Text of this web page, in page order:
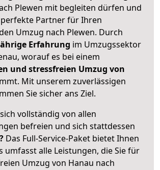
Plewen mit begleiten dürfen und
Partner für Ihren
Umzug nach Plewen. Durch
Erfahrung im Umzugssektor
worauf es bei einem
und stressfreien Umzug von
Mit unserem zuverlässigen
Sie sicher ans Ziel.
vollständig von allen
befreien und sich stattdessen
Das Full-Service-Paket bietet Ihnen
umfasst alle Leistungen, die Sie für
Umzug von Hanau nach